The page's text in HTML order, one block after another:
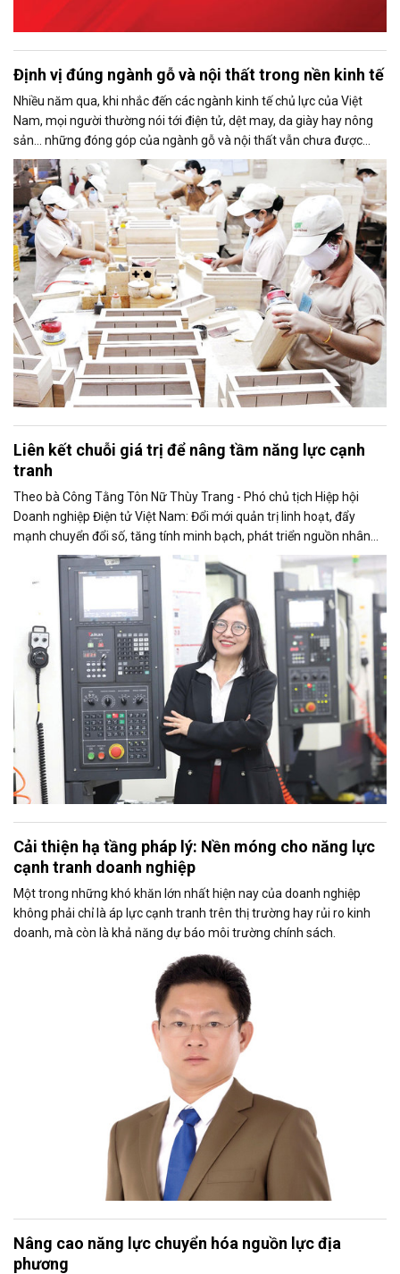
Định vị đúng ngành gỗ và nội thất trong nền kinh tế
Nhiều năm qua, khi nhắc đến các ngành kinh tế chủ lực của Việt
Nam, mọi người thường nói tới điện tử, dệt may, da giày hay nông
sản… những đóng góp của ngành gỗ và nội thất vẫn chưa được
phản ánh đầy đủ trong cách nhìn nhận và hoạch định chính sách
phát triển.
Liên kết chuỗi giá trị để nâng tầm năng lực cạnh
tranh
Theo bà Công Tằng Tôn Nữ Thùy Trang - Phó chủ tịch Hiệp hội
Doanh nghiệp Điện tử Việt Nam: Đổi mới quản trị linh hoạt, đẩy
mạnh chuyển đổi số, tăng tính minh bạch, phát triển nguồn nhân
lực chất lượng cao, phát triển bền vững, đổi mới sáng tạo, phát triển
sản phẩm có giá trị gia tăng cao và tham gia sâu hơn vào chuỗi
cung ứng toàn cầu... là các yếu tố giúp doanh nghiệp nâng cao
năng lực cạnh tranh.
Cải thiện hạ tầng pháp lý: Nền móng cho năng lực
cạnh tranh doanh nghiệp
Một trong những khó khăn lớn nhất hiện nay của doanh nghiệp
không phải chỉ là áp lực cạnh tranh trên thị trường hay rủi ro kinh
doanh, mà còn là khả năng dự báo môi trường chính sách.
Nâng cao năng lực chuyển hóa nguồn lực địa
phương